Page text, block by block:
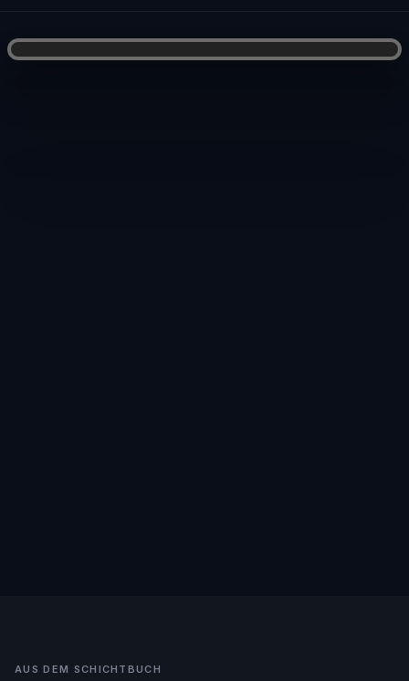
AUS DEM SCHICHTBUCH